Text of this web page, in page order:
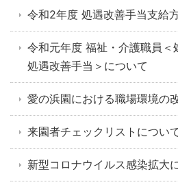
令和2年度 処遇改善手当支給
令和元年度 福祉・介護職員＜
処遇改善手当＞について
愛の浜園における職場環境の
来園者チェックリストについ
新型コロナウイルス感染拡大